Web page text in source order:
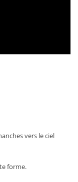
vers le ciel
forme.